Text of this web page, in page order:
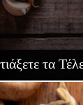
τα